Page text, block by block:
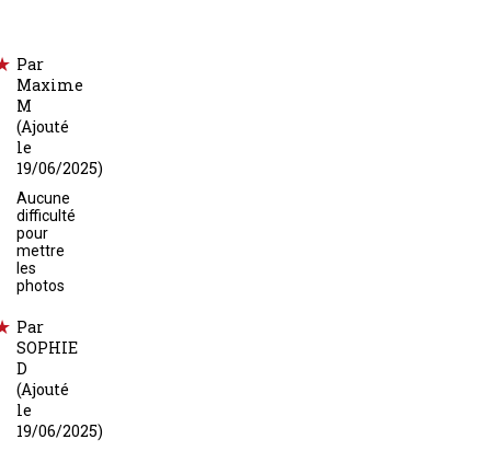
Par
Maxime
M
(Ajouté
le
19/06/2025)
Aucune
difficulté
pour
mettre
les
photos
Par
SOPHIE
D
(Ajouté
le
19/06/2025)